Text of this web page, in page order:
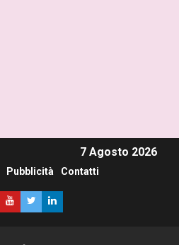
7 Agosto 2026
Pubblicità Contatti